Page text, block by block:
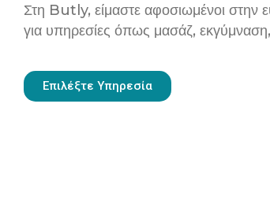
Στη Butly, είμαστε αφοσιωμένοι στην
για υπηρεσίες όπως μασάζ, εκγύμναση,
Επιλέξτε Υπηρεσία